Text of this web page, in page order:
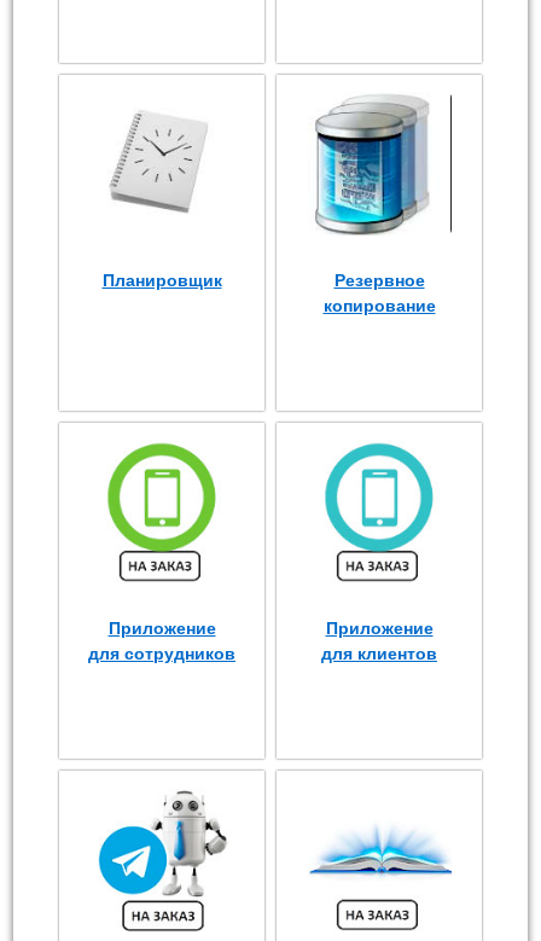
Планировщик
Резервное
копирование
Приложение
для сотрудников
Приложение
для клиентов